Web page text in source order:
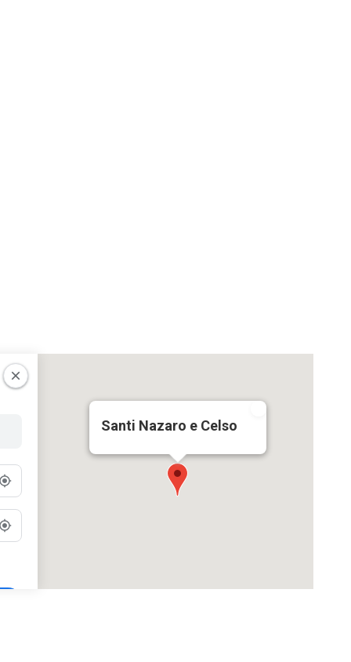
Santi Nazaro e Celso